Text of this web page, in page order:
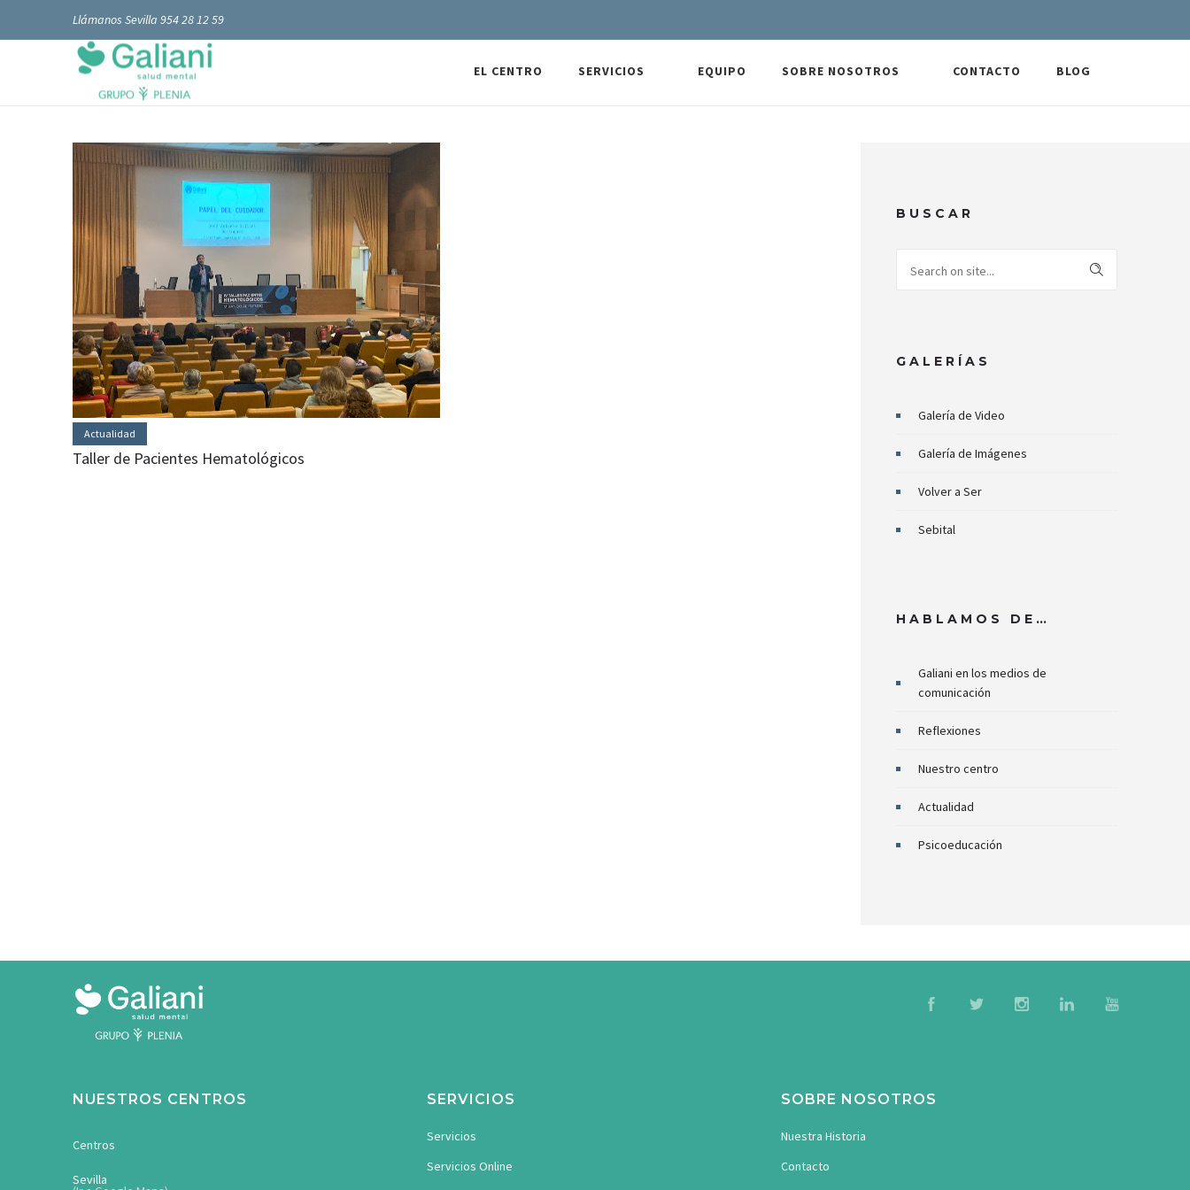
Llámanos Sevilla 954 28 12 59
EL CENTRO SERVICIOS EQUIPO SOBRE NOSOTROS CONTACTO BLOG
Actualidad
Taller de Pacientes Hematológicos
BUSCAR
GALERÍAS
Galería de Video
Galería de Imágenes
Volver a Ser
Sebital
HABLAMOS DE…
Galiani en los medios de
comunicación
Reflexiones
Nuestro centro
Actualidad
Psicoeducación
NUESTROS CENTROS
Centros
Sevilla
SERVICIOS
Servicios
Servicios Online
SOBRE NOSOTROS
Nuestra Historia
Contacto